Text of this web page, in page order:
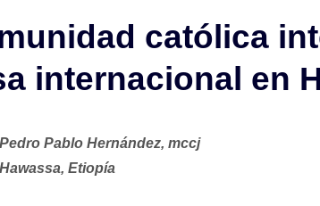
católica
internacional en
Pablo Hernández, mccj
Etiopía